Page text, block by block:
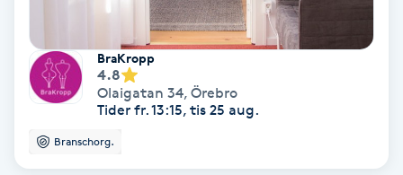
Enzympeeling
Extensions
BraKropp
4.8
Olaigatan 34, Örebro
Tider fr. 13:15, tis 25 aug.
Branschorg.